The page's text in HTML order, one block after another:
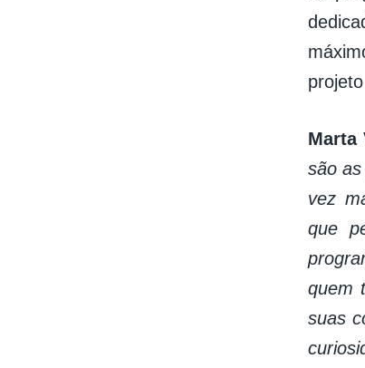
Marta
são
vez
que
quem
suas